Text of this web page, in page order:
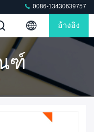
0086-13430639757
อ้างอิง
ฑ์